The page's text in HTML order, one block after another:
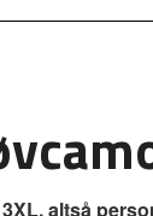
altså